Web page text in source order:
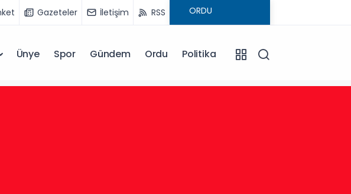
Gazeteler İletişim RSS
Ünye Spor Gündem Ordu Politika